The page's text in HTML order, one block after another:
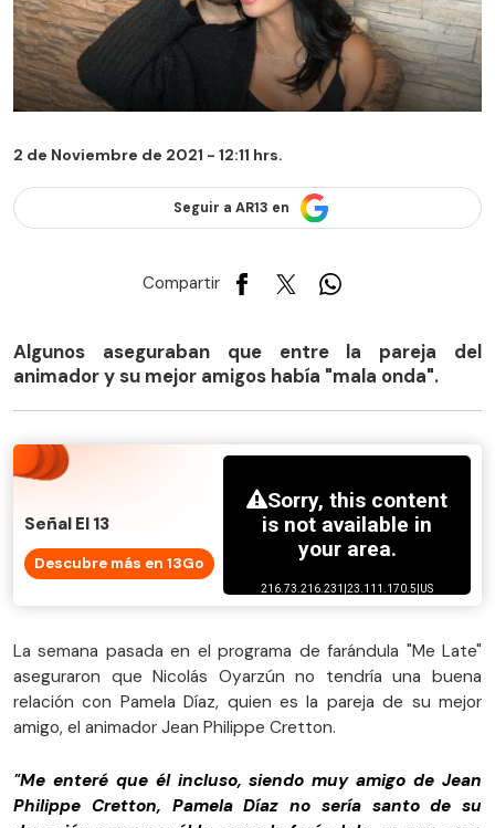
2 de Noviembre de 2021 - 12:11 hrs.
Seguir a AR13 en
Compartir
Algunos aseguraban que entre la pareja del
animador y su mejor amigos había "mala onda".
Señal El 13
Descubre más en 13Go
La semana pasada en el programa de farándula "Me Late"
aseguraron que Nicolás Oyarzún no tendría una buena
relación con Pamela Díaz, quien es la pareja de su mejor
amigo, el animador Jean Philippe Cretton.
"Me enteré que él incluso, siendo muy amigo de Jean
Philippe Cretton, Pamela Díaz no sería santo de su